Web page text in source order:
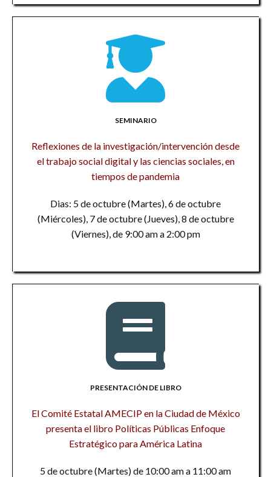
SEMINARIO
Reflexiones de la investigación/intervención desde
el trabajo social digital y las ciencias sociales, en
tiempos de pandemia
Dias: 5 de octubre (Martes), 6 de octubre
(Miércoles), 7 de octubre (Jueves), 8 de octubre
(Viernes), de 9:00 am a 2:00 pm
PRESENTACIÓN DE LIBRO
El Comité Estatal AMECIP en la Ciudad de México
presenta el libro Políticas Públicas Enfoque
Estratégico para América Latina
5 de octubre (Martes) de 10:00 am a 11:00 am